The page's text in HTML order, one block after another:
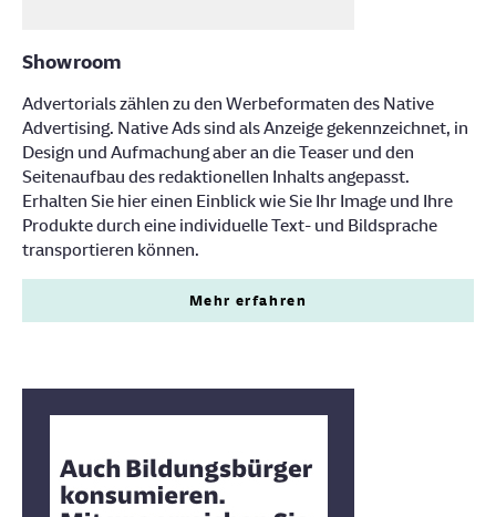
Showroom
Advertorials zählen zu den Werbeformaten des Native
Advertising. Native Ads sind als Anzeige gekennzeichnet, in
Design und Aufmachung aber an die Teaser und den
Seitenaufbau des redaktionellen Inhalts angepasst.
Erhalten Sie hier einen Einblick wie Sie Ihr Image und Ihre
Produkte durch eine individuelle Text- und Bildsprache
transportieren können.
Mehr erfahren